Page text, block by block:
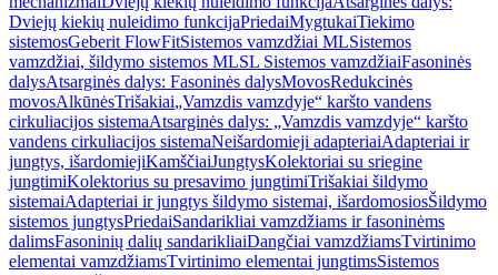
Dviejų kiekių nuleidimo funkcijaPriedaiMygtukaiTiekimo
sistemosGeberit FlowFitSistemos vamzdžiai MLSistemos
vamzdžiai, šildymo sistemos MLSL Sistemos vamzdžiaiFasoninės
dalysAtsarginės dalys: Fasoninės dalysMovosRedukcinės
movosAlkūnėsTrišakiai„Vamzdis vamzdyje“ karšto vandens
cirkuliacijos sistemaAtsarginės dalys: „Vamzdis vamzdyje“ karšto
vandens cirkuliacijos sistemaNeišardomieji adapteriaiAdapteriai ir
jungtys, išardomiejiKamščiaiJungtysKolektoriai su sriegine
jungtimiKolektorius su presavimo jungtimiTrišakiai šildymo
sistemaiAdapteriai ir jungtys šildymo sistemai, išardomosiosŠildymo
sistemos jungtysPriedaiSandarikliai vamzdžiams ir fasoninėms
dalimsFasoninių dalių sandarikliaiDangčiai vamzdžiamsTvirtinimo
elementai vamzdžiamsTvirtinimo elementai jungtimsSistemos